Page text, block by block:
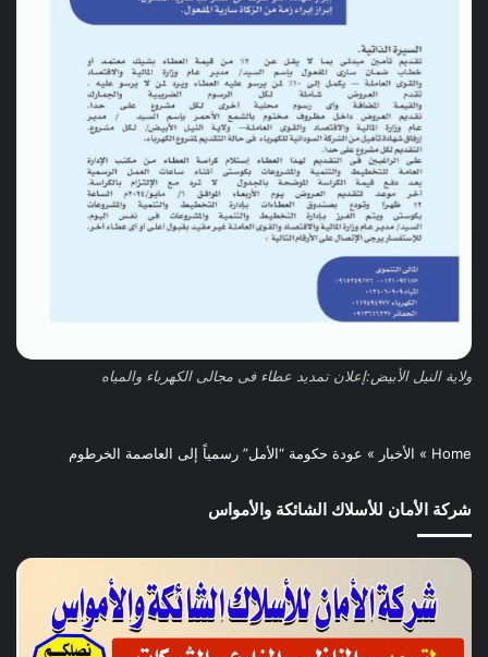
ولاية النيل الأبيض:إعلان تمديد عطاء فى مجالى الكهرباء والمياه
Home
» الأخبار » عودة حكومة “الأمل” رسمياً إلى العاصمة الخرطوم
شركة الأمان للأسلاك الشائكة والأمواس